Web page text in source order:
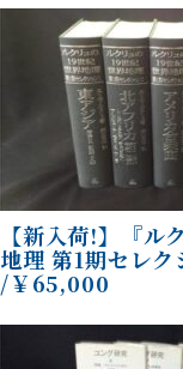
【新入荷!】『ル
地理 第1期セレ
/￥65,000